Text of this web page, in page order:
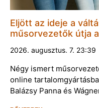
Eljött az ideje a
műsorvezetők útja
2026. augusztus. 7. 23:39
Négy ismert
online
Balázsy Panna és